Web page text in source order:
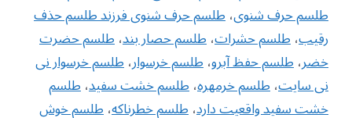
طلسم حرف شنوی،طلسم حرف شنوی فرزند طلسم حذف
رقیب،طلسم حشرات،طلسم حصار بند،طلسم حضرت
خضر،طلسم حفظ آبرو،طلسم خرسوار،طلسم خرسوار نی
نی سایت،طلسم خرمهره،طلسم خشت سفید،طلسم
خشت سفید واقعیت دارد،طلسم خطرناکه،طلسم خوش